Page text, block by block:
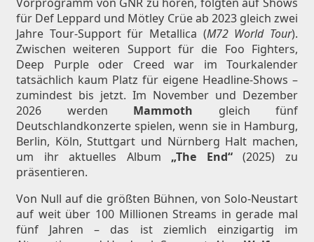
für Def Leppard und Mötley Crüe ab 2023 gleich zwei
Jahre Tour-Support für Metallica (M72 World Tour).
Zwischen weiteren Support für die Foo Fighters,
Deep Purple oder Creed war im Tourkalender
tatsächlich kaum Platz für eigene Headline-Shows –
zumindest bis jetzt. Im November und Dezember
2026 werden Mammoth gleich fünf
Deutschlandkonzerte spielen, wenn sie in Hamburg,
Berlin, Köln, Stuttgart und Nürnberg Halt machen,
um ihr aktuelles Album „The End“(2025) zu
präsentieren.
Von Null auf die größten Bühnen, von Solo-Neustart
auf weit über 100 Millionen Streams in gerade mal
fünf Jahren – das ist ziemlich einzigartig im